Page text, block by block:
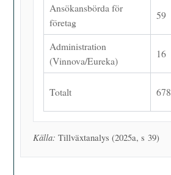
Ansökansbörda för
företag
59
Administration
(Vinnova/Eureka)
16
Totalt 678
Källa: Tillväxtanalys (2025a, s 39)